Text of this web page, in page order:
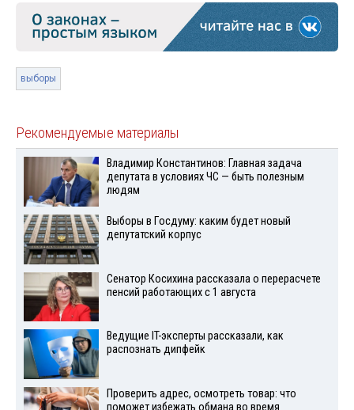
выборы
Рекомендуемые материалы
Владимир Константинов: Главная задача
депутата в условиях ЧС — быть полезным
людям
Выборы в Госдуму: каким будет новый
депутатский корпус
Сенатор Косихина рассказала о перерасчете
пенсий работающих с 1 августа
Ведущие IT-эксперты рассказали, как
распознать дипфейк
Проверить адрес, осмотреть товар: что